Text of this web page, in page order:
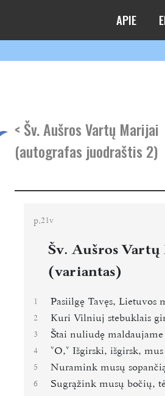
APIE
< Šv. Aušros Vartų Marijai
(autografas juodraštis 2)
p.21v
Šv. Aušros
(variantas)
1 Pasiilgę Tavęs, Lietuvos
2 Kuri Vilniuj stebuklais gi
3 Štai nuliudę maldaujame
4 O, Išgirski, išgirsk,
5 Nuramink musų
6 Sugrąžink musų bočių,